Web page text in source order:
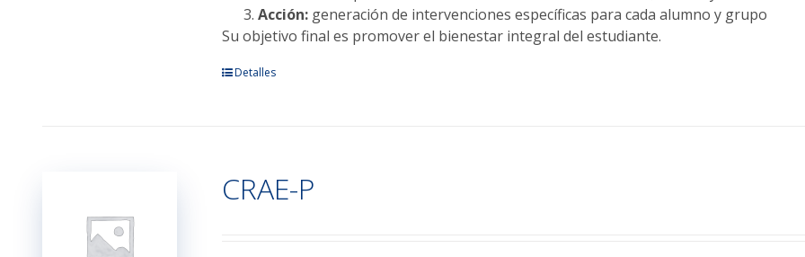
Acción: generación de intervenciones específicas para cada alumno y grupo
Su objetivo final es promover el bienestar integral del estudiante.
Este
Las
opciones
Detalles
CRAE-P